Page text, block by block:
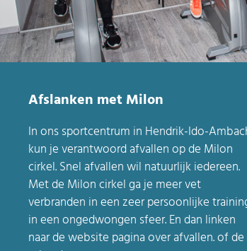
Afslanken met Milon
In ons sportcentrum in Hendrik-Ido-
kun je verantwoord afvallen op de Milon
cirkel. Snel afvallen wil natuurlijk iedereen.
Met de Milon cirkel ga je meer vet
verbranden in een zeer persoonlijke
in een ongedwongen sfeer. En dan linken
naar de website pagina over afvallen. of de
wordt je uitgedaagd om
kleine stapjes uit je
En dan merk ik dat
kleine stapjes zorgen
periode voor een grote
Marleen